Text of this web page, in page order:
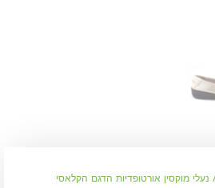
/ נעלי מוקסין אורטופדיות הדגם הקלאסי